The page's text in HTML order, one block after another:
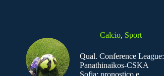
Calcio, Sport
Qual. Conference League:
Panathinaikos-CSKA